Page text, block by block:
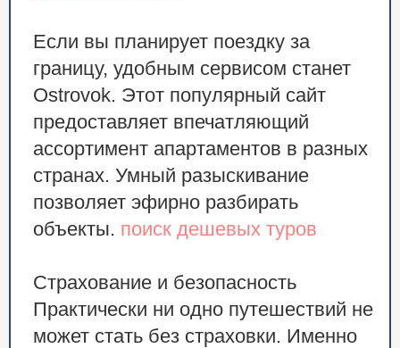
Если вы планирует поездку за
границу, удобным сервисом станет
Ostrovok. Этот популярный сайт
предоставляет впечатляющий
ассортимент апартаментов в разных
странах. Умный разыскивание
позволяет эфирно разбирать
объекты. поиск дешевых туров
Страхование и безопасность
Практически ни одно путешествий не
может стать без страховки. Именно